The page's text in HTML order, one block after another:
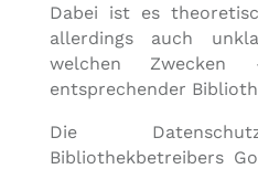
Dabei ist es
allerdings auch
welchen
entsprechender
Die
Bibliothekbetreibers